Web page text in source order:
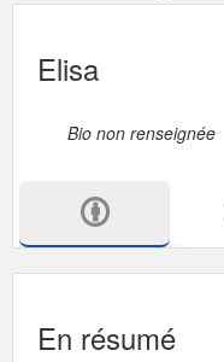
Elisa
Bio non renseignée
En résumé